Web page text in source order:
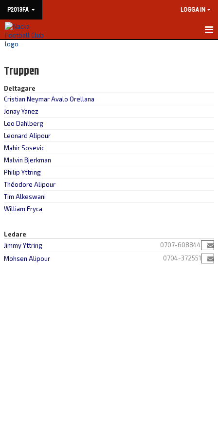
P2013FA LOGGA IN
HEM
NYHETER
KALENDER
MATCHER
TRUPPEN
DOKUMENT
KONTAKT
Truppen
Deltagare
Cristian Neymar Avalo Orellana
Jonay Yanez
Leo Dahlberg
Leonard Alipour
Mahir Sosevic
Malvin Bjerkman
Philip Yttring
Théodore Alipour
Tim Alkeswani
William Fryca
Ledare
Jimmy Yttring
0707-608844
Mohsen Alipour
0704-372551